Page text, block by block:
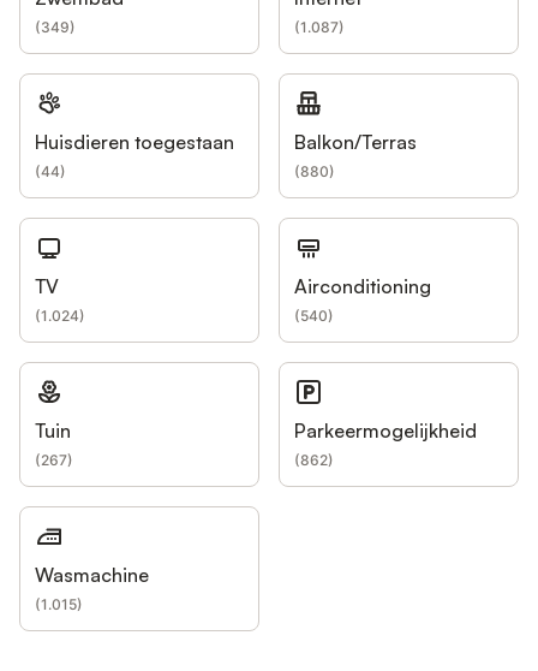
(349) (1.087)
Huisdieren toegestaan
(44)
Balkon/Terras
(880)
TV
(1.024)
Airconditioning
(540)
Tuin
(267)
Parkeermogelijkheid
(862)
Wasmachine
(1.015)